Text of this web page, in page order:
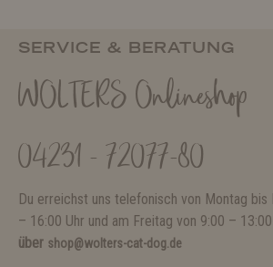
SERVICE & BERATUNG
WOLTERS Onlineshop
04231 - 72077-80
Du erreichst uns telefonisch von Montag bis
– 16:00 Uhr und am Freitag von 9:00 –
über shop@wolters-cat-dog.de